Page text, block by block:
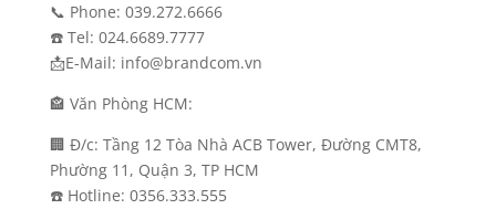
📞 Phone: 039.272.6666
☎️ Tel: 024.6689.7777
📩E-Mail: info@brandcom.vn
🏤 Văn Phòng HCM:
🏢 Đ/c: Tầng 12 Tòa Nhà ACB Tower, Đường CMT8,
Phường 11, Quận 3, TP HCM
☎️ Hotline: 0356.333.555